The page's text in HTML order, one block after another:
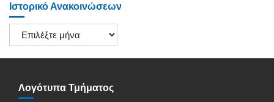
Ιστορικό Ανακοινώσεων
Ιστορικό
Ανακοινώσεων
Λογότυπα Τμήματος